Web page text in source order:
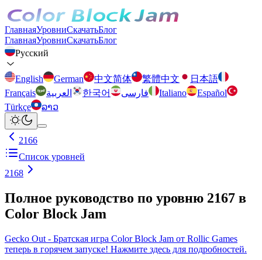
ГлавнаяУровниСкачатьБлог
ГлавнаяУровниСкачатьБлог
Русский
English German 中文简体 繁體中文
日本語
Français
العربية 한국어 فارسی Italiano
Español
Türkçe
ລາວ
2166
Список уровней
2168
Полное руководство по уровню 2167 в
Color Block Jam
Gecko Out - Братская игра Color Block Jam от Rollic Games
теперь в горячем запуске! Нажмите здесь для подробностей.